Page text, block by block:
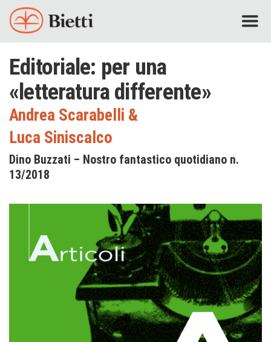
Editoriale: per una
«letteratura differente»
Andrea Scarabelli &
Luca Siniscalco
Dino Buzzati – Nostro fantastico quotidiano n.
13/2018